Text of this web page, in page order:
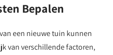
Bepalen
een nieuwe tuin kunnen
van verschillende factoren,